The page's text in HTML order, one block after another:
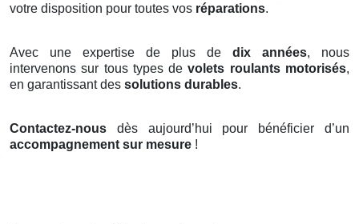
votre disposition pour toutes vos réparations.
Avec une expertise de plus de dix années, nous
intervenons sur tous types devolets roulants motorisés,
en garantissant des solutions durables.
Contactez-nous dès aujourd’hui pour bénéficier d’un
accompagnement sur mesure !